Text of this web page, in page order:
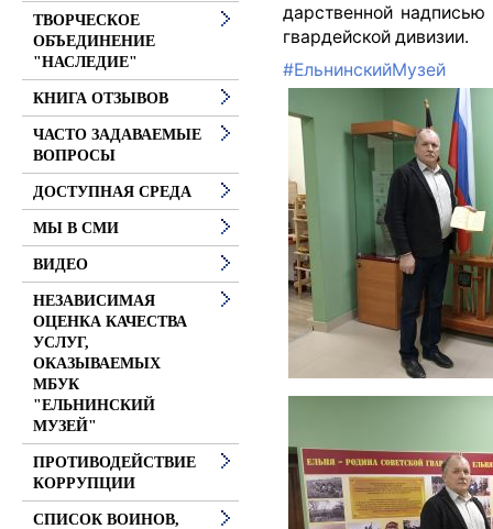
дарственной
гвардейской дивизии.
#ЕльнинскийМузей
ТВОРЧЕСКОЕ
ОБЪЕДИНЕНИЕ
"НАСЛЕДИЕ"
КНИГА ОТЗЫВОВ
ЧАСТО ЗАДАВАЕМЫЕ
ВОПРОСЫ
ДОСТУПНАЯ СРЕДА
МЫ В СМИ
ВИДЕО
НЕЗАВИСИМАЯ
ОЦЕНКА КАЧЕСТВА
УСЛУГ,
ОКАЗЫВАЕМЫХ
МБУК
"ЕЛЬНИНСКИЙ
МУЗЕЙ"
ПРОТИВОДЕЙСТВИЕ
КОРРУПЦИИ
СПИСОК ВОИНОВ,